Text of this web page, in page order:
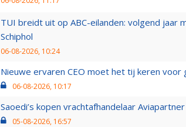
TUI breidt uit op ABC-eilanden: volgend jaar
Schiphol
06-08-2026, 10:24
Nieuwe ervaren CEO moet het tij keren voor
06-08-2026, 10:17
Saoedi’s kopen vrachtafhandelaar
05-08-2026, 16:57